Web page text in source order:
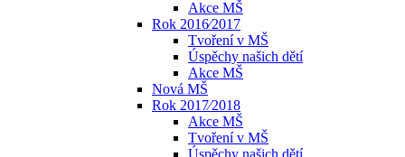
Akce MŠ
Rok 2016⁄2017
Tvoření v MŠ
Úspěchy našich dětí
Akce MŠ
Nová MŠ
Rok 2017⁄2018
Akce MŠ
Tvoření v MŠ
Úspěchy našich dětí